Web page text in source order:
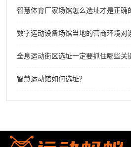
智慧体育厂家场馆怎么选址才是正确
数字运动设备场馆当地的营商环境对
全息运动街区选址一定要抓住哪些关
智慧运动馆如何选址？